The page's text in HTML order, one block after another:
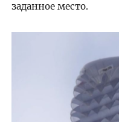
заданное место.